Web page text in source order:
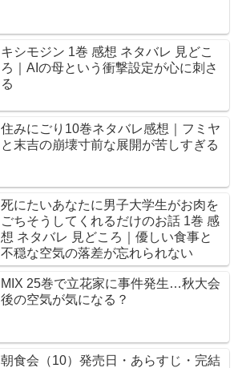
キシモジン 1巻 感想 ネタバレ 見どこ
ろ｜AIの母という衝撃設定が心に刺さ
る
住みにごり10巻ネタバレ感想｜フミヤ
と末吉の崩壊寸前な展開が苦しすぎる
死にたいあなたに男子大学生がお肉を
ごちそうしてくれるだけのお話 1巻 感
想 ネタバレ 見どころ｜優しい食事と
不穏な空気の落差が忘れられない
MIX 25巻で立花家に事件発生…秋大会
後の空気が気になる？
朝食会（10）発売日・あらすじ・完結